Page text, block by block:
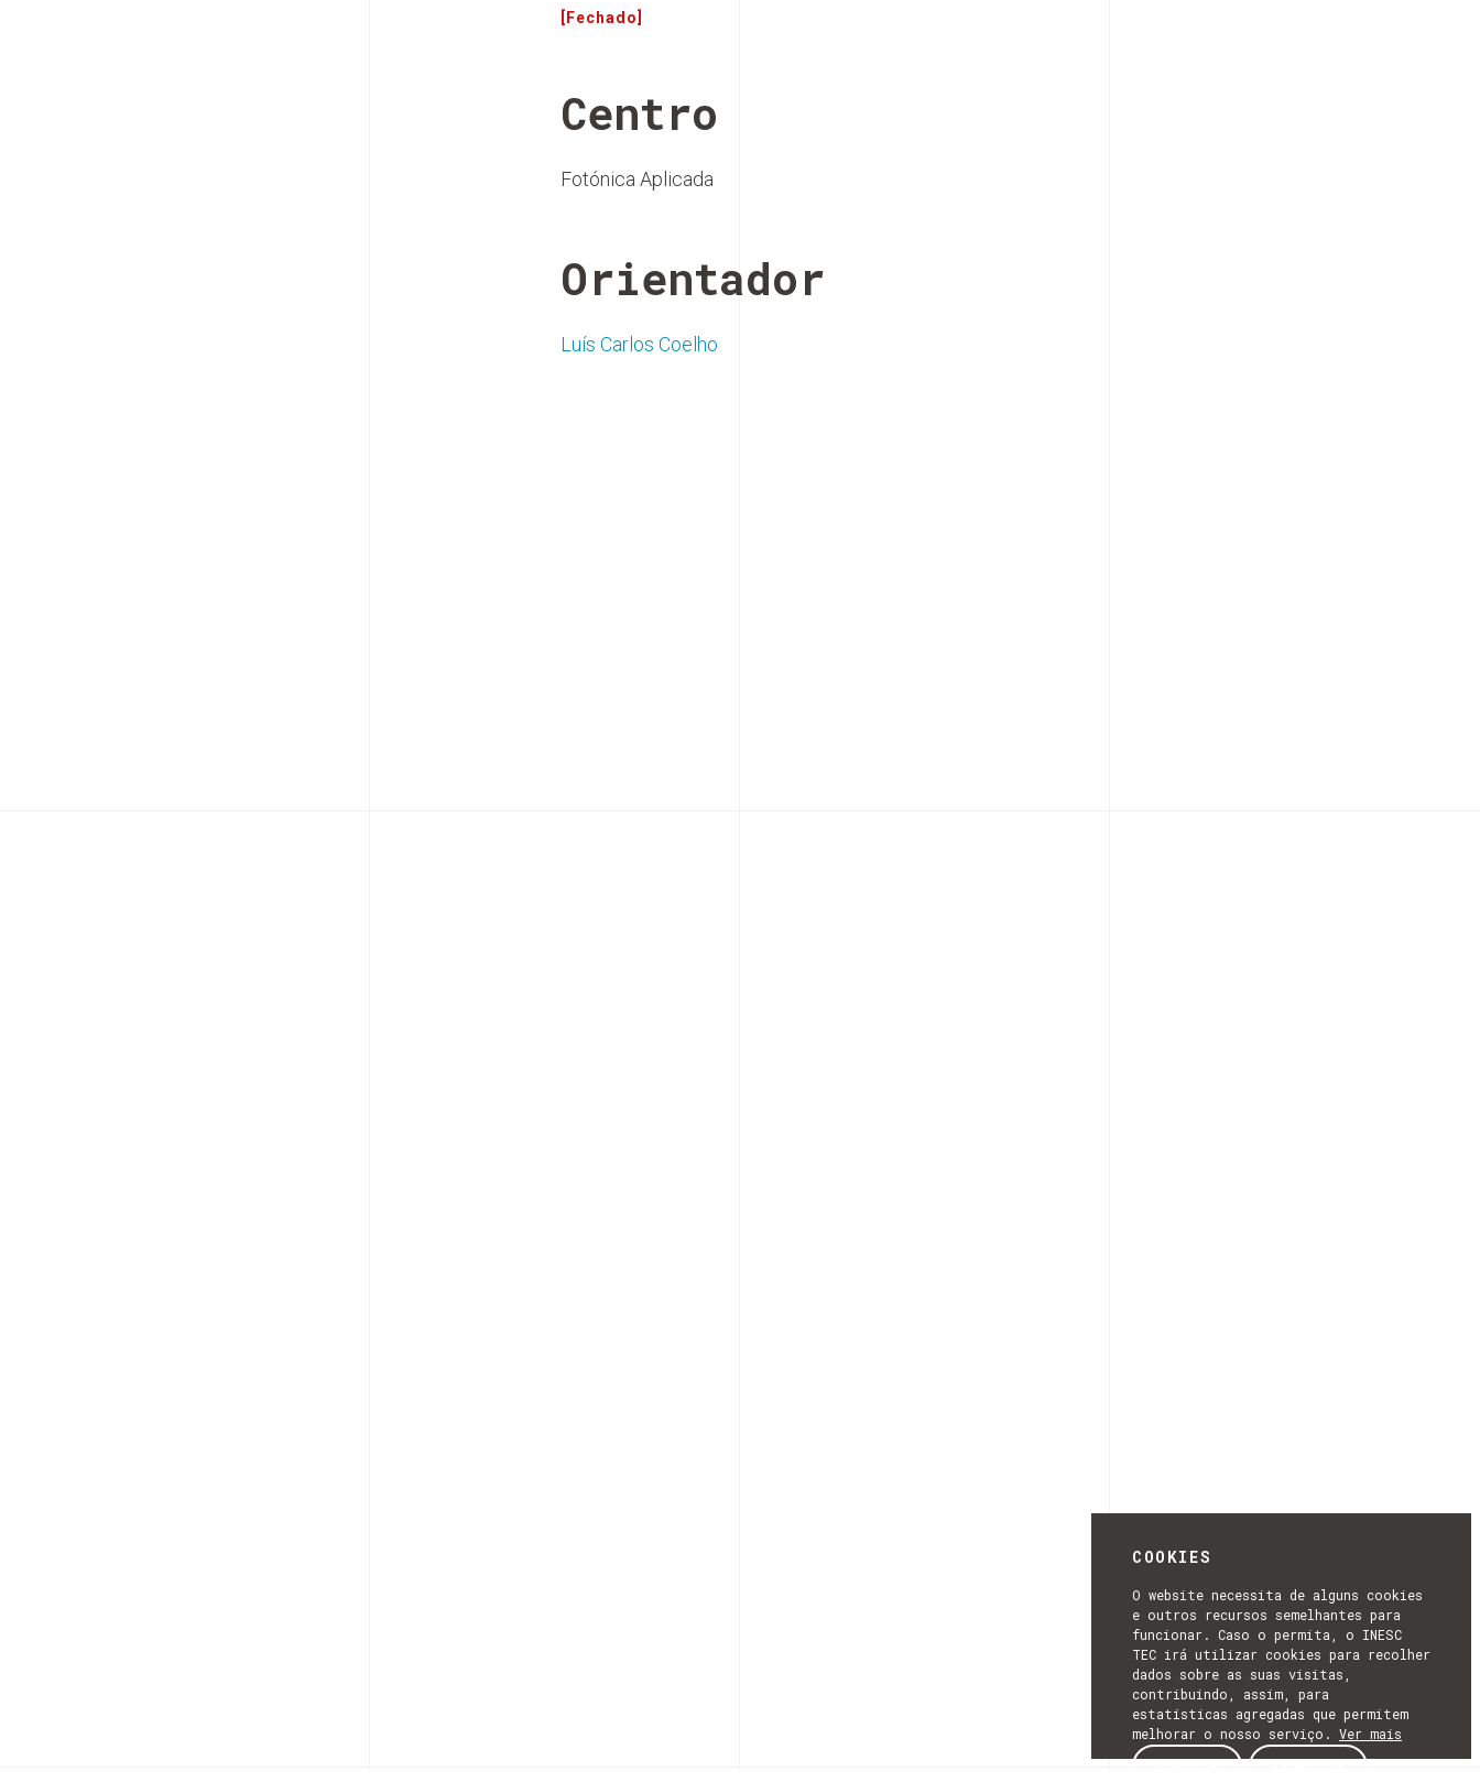
COOKIES
O website necessita de alguns cookies
e outros recursos semelhantes para
funcionar. Caso o permita, o INESC
TEC irá utilizar cookies para recolher
dados sobre as suas visitas,
contribuindo, assim, para
estatísticas agregadas que permitem
melhorar o nosso serviço. Ver mais
[Fechado]
Centro
Fotónica Aplicada
Orientador
Luís Carlos Coelho